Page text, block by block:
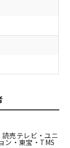
読売テレビ・ユニ
ン・東宝・TMS